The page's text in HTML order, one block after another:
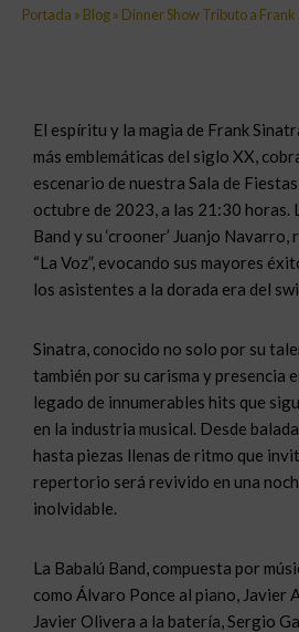
Portada » Blog» Dinner Show Tributo a Frank
El espíritu y la magia de Frank
más emblemáticas del siglo XX,
escenario de nuestra Sala de
octubre de 2023, a las 21:30 horas.
Band y su ‘crooner’ Juanjo Navarro,
“La Voz”, evocando sus mayores
los asistentes a la dorada era del
Sinatra, conocido no solo por su
también por su carisma y presencia
legado de innumerables hits que
en la industria musical. Desde
hasta piezas llenas de ritmo que
repertorio será revivido en una
inolvidable.
La Babalú Band, compuesta por
como Álvaro Ponce al piano, Javier
Javier Olivera a la batería, Sergio